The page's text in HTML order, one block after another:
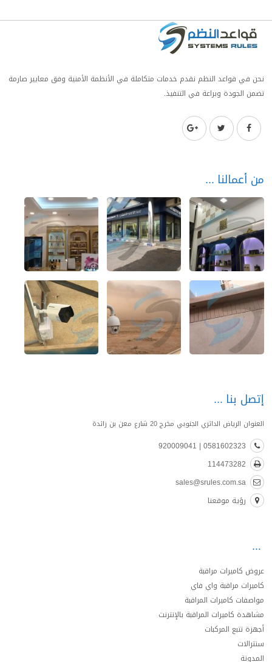
نحن في قواعد النظم نقدم خدمات متكاملة في الأنظمة الأمنية وفق معايير صارمة
تضمن الجودة وبراعة في التنفيذ.
من أعمالنا
إتصل بنا
العنوان الرياض الدائري الجنوبي مخرج 20 شارع معن بن زائدة
0581602323 | 920009041
114473282
sales@srules.com.sa
رؤية موقعنا
عروض كاميرات مراقبة
كاميرات مراقبة واي فاي
مواصفات كاميرات المراقبة
مشاهدة كاميرات المراقبة بالإنترنت
أجهزة تتبع المركبات
سنترالات
المدونة